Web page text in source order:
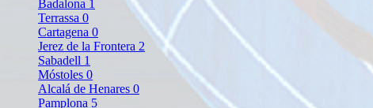
Badalona 1
Terrassa 0
Cartagena 0
Jerez de la Frontera 2
Sabadell 1
Móstoles 0
Alcalá de Henares 0
Pamplona 5